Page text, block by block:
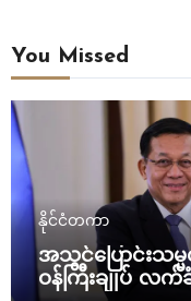
You Missed
နိုင်ငံတကာ
အသွင်ပြောင်းသ
ဝန်ကြီးချုပ် လ